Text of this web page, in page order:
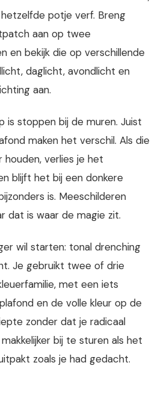
potje verf. Breng
aan op twee
en bekijk die op verschillende
daglicht, avondlicht en
aan.
is stoppen bij de muren. Juist
maken het verschil. Als die
houden, verlies je het
blijft het bij een donkere
is. Meeschilderen
dat is waar de magie zit.
wil starten: tonal drenching
Je gebruikt twee of drie
met een iets
en de volle kleur op de
zonder dat je radicaal
bij te sturen als het
zoals je had gedacht.